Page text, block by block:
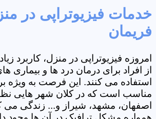
خدمات فیزیوتراپی در
فریمان
امروزه فیزیوتراپی در منزل، کاربرد
از افراد برای درمان درد ها و بیماری
استفاده می کنند. این فرصت به ویژه
مناسب است که در کلان شهر هایی
اصفهان، مشهد، شیراز و... زندگی می